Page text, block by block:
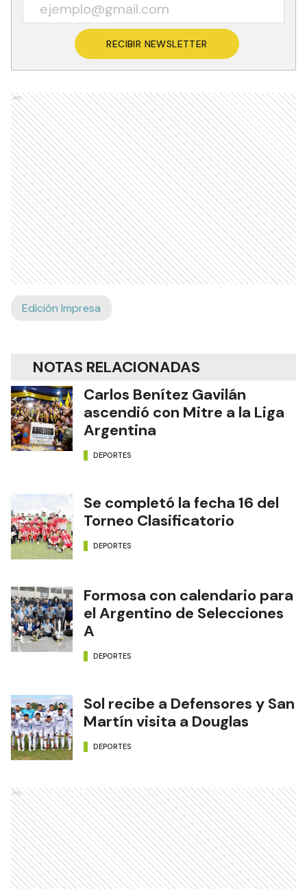
RECIBIR NEWSLETTER
Ads
Edición Impresa
NOTAS RELACIONADAS
Carlos Benítez Gavilán
ascendió con Mitre a la Liga
Argentina
DEPORTES
Se completó la fecha 16 del
Torneo Clasificatorio
DEPORTES
Formosa con calendario para
el Argentino de Selecciones
A
DEPORTES
Sol recibe a Defensores y San
Martín visita a Douglas
DEPORTES
Ads